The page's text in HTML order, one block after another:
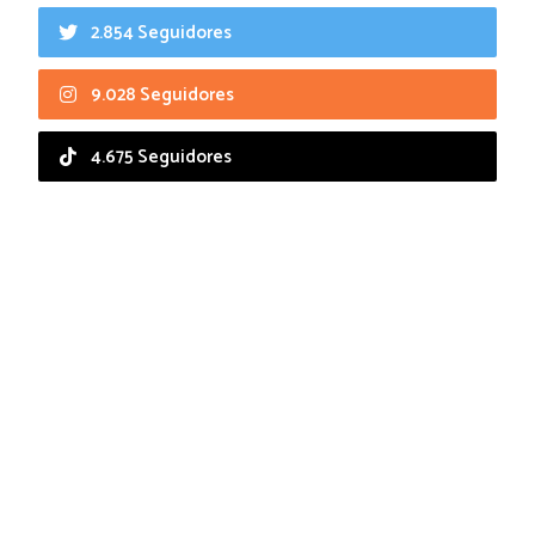
2.854 Seguidores
9.028 Seguidores
4.675 Seguidores